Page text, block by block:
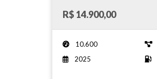
R$ 14.900,00
10.600
2025